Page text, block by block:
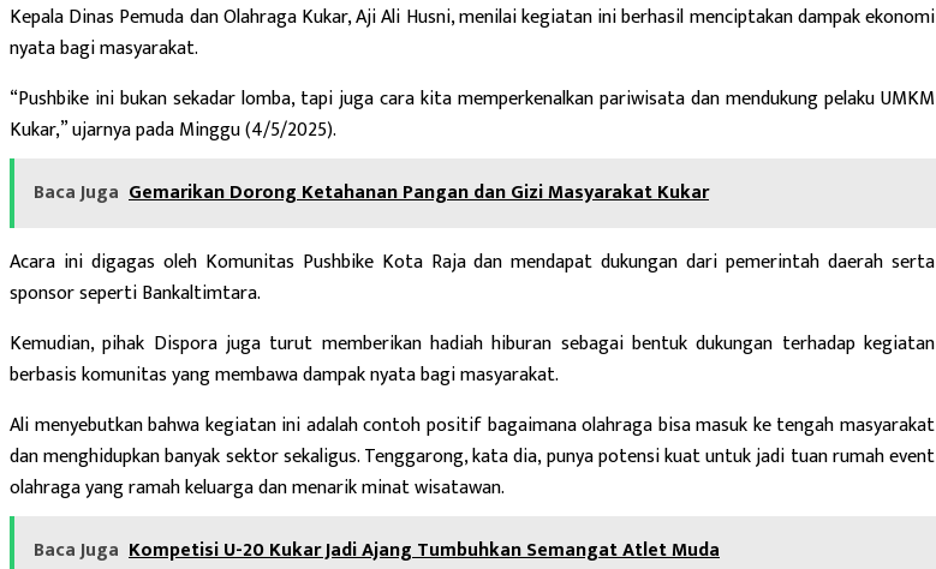
Kepala Dinas Pemuda dan Olahraga Kukar, Aji Ali Husni, menilai kegiatan ini berhasil menciptakan dampak ekonomi
nyata bagi masyarakat.
“Pushbike ini bukan sekadar lomba, tapi juga cara kita memperkenalkan pariwisata dan mendukung pelaku UMKM
Kukar,” ujarnya pada Minggu (4/5/2025).
Baca Juga Gemarikan Dorong Ketahanan Pangan dan Gizi Masyarakat Kukar
Acara ini digagas oleh Komunitas Pushbike Kota Raja dan mendapat dukungan dari pemerintah daerah serta
sponsor seperti Bankaltimtara.
Kemudian, pihak Dispora juga turut memberikan hadiah hiburan sebagai bentuk dukungan terhadap kegiatan
berbasis komunitas yang membawa dampak nyata bagi masyarakat.
Ali menyebutkan bahwa kegiatan ini adalah contoh positif bagaimana olahraga bisa masuk ke tengah masyarakat
dan menghidupkan banyak sektor sekaligus. Tenggarong, kata dia, punya potensi kuat untuk jadi tuan rumah event
olahraga yang ramah keluarga dan menarik minat wisatawan.
Baca Juga Kompetisi U-20 Kukar Jadi Ajang Tumbuhkan Semangat Atlet Muda